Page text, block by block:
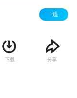
+追
下载 分享